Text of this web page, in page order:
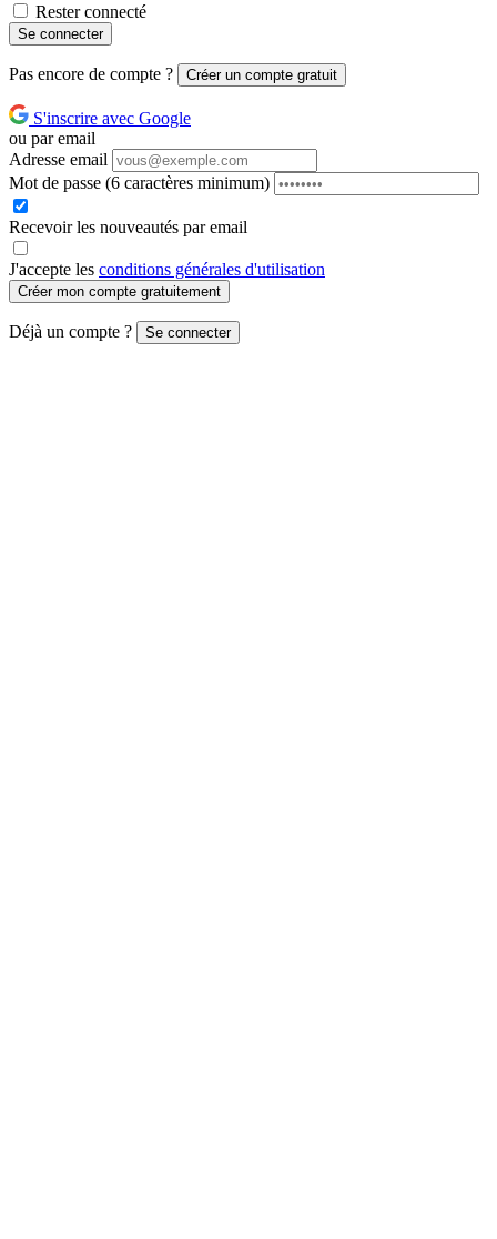
Rester connecté
Se connecter
Pas encore de compte ? Créer un compte gratuit
S'inscrire avec Google
ou par email
Adresse email
Mot de passe (6 caractères minimum)
Recevoir les nouveautés par email
J'accepte les conditions générales d'utilisation
Créer mon compte gratuitement
Déjà un compte ? Se connecter